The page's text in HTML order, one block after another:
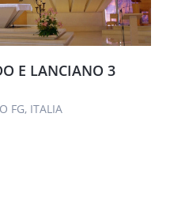
E LANCIANO 3
FG, ITALIA